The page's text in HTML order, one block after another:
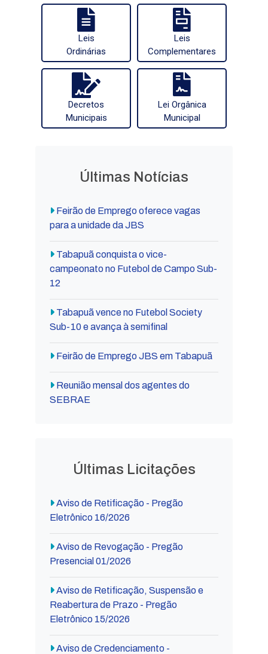
Leis
Ordinárias
Leis
Complementares
Decretos
Municipais
Lei Orgânica
Municipal
Últimas Notícias
Feirão de Emprego oferece vagas
para a unidade da JBS
Tabapuã conquista o vice-
campeonato no Futebol de Campo Sub-
12
Tabapuã vence no Futebol Society
Sub-10 e avança à semifinal
Feirão de Emprego JBS em Tabapuã
Reunião mensal dos agentes do
SEBRAE
Últimas Licitações
Aviso de Retificação - Pregão
Eletrônico 16/2026
Aviso de Revogação - Pregão
Presencial 01/2026
Aviso de Retificação, Suspensão e
Reabertura de Prazo - Pregão
Eletrônico 15/2026
Aviso de Credenciamento -